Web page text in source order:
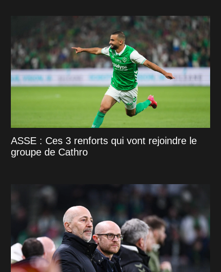
ASSE : Ces 3 renforts qui vont rejoindre le
groupe de Cathro